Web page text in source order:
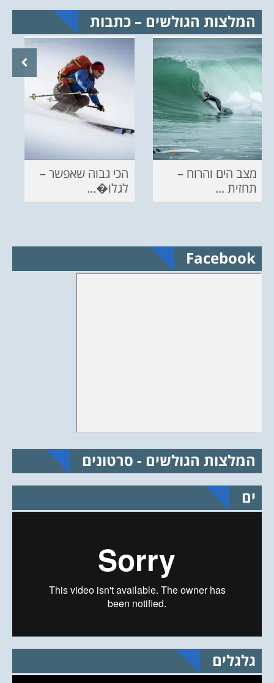
המלצות הגולשים – כתבות
מצב הים והרוח –
תחזית ...
הכי גבוה שאפשר –
לגלו�...
Facebook
המלצות הגולשים - סרטונים
ים
גלגלים